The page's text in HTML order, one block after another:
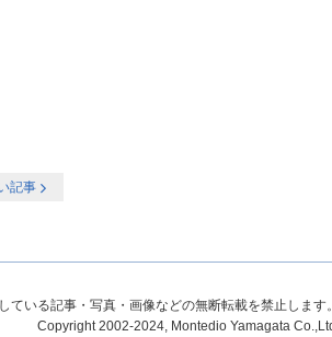
記事
ている記事・写真・画像などの無断転載を禁止します。
Copyright 2002-2024, Montedio Yamagata